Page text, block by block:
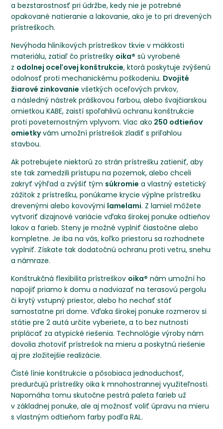
a bezstarostnosť pri údržbe, kedy nie je potrebné
opakované natieranie a lakovanie, ako je to pri drevených
prístreškoch.
Nevýhoda hliníkových prístreškov tkvie v mäkkosti
materiálu, zatiaľ čo prístrešky oika® sú vyrobené
z odolnej oceľovej konštrukcie, ktorá poskytuje zvýšenú
odolnosť proti mechanickému poškodeniu. Dvojité
žiarové zinkovanie všetkých oceľových prvkov,
a následný nástrek práškovou farbou, alebo švajčiarskou
omietkou KABE, zaistí spoľahlivú ochranu konštrukcie
proti poveternostným vplyvom. Viac ako 250 odtieňov
omietkyvám umožní prístrešok zladiť s priľahlou
stavbou.
Ak potrebujete niektorú zo strán prístrešku zatieniť, aby
ste tak zamedzili prístupu na pozemok, alebo chceli
zakryť výhľad a zvýšiť tým súkromie a vlastný estetický
zážitok z prístrešku, ponúkame krycie výplne prístrešku
drevenými alebo kovovými lamelami. Z lamiel môžete
vytvoriť dizajnové variácie vďaka širokej ponuke odtieňov
lakov a farieb. Steny je možné vyplniť čiastočne alebo
kompletne. Je iba na vás, koľko priestoru sa rozhodnete
vyplniť. Získate tak dodatočnú ochranu proti vetru, snehu
a námraze.
Konštrukčná flexibilita prístreškov oika® nám umožní ho
napojiť priamo k domu a nadviazať na terasovú pergolu
či krytý vstupný priestor, alebo ho nechať stáť
samostatne pri dome. Vďaka širokej ponuke rozmerov si
státie pre 2 autá určite vyberiete, a to bez nutnosti
priplácať za atypické riešenia. Technológie výroby nám
dovolia zhotoviť prístrešok na mieru a poskytnú riešenie
aj pre zložitejšie realizácie.
Čisté línie konštrukcie a pôsobiaca jednoduchosť,
predurčujú prístrešky oika k mnohostrannej využiteľnosti.
Napomáha tomu skutočne pestrá paleta farieb už
v základnej ponuke, ale aj možnosť voliť úpravu na mieru
s vlastným odtieňom farby podľa RAL.